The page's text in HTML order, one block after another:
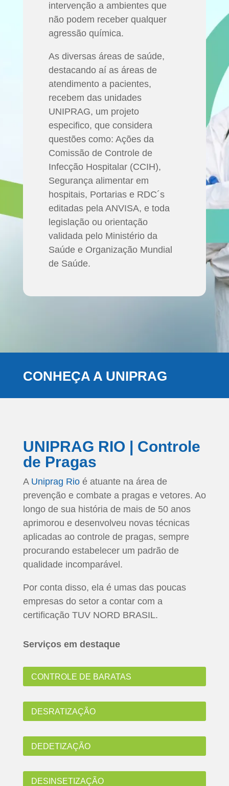
intervenção a ambientes que
não podem receber qualquer
agressão química.
As diversas áreas de saúde,
destacando aí as áreas de
atendimento a pacientes,
recebem das unidades
UNIPRAG, um projeto
especifico, que considera
questões como: Ações da
Comissão de Controle de
Infecção Hospitalar (CCIH),
Segurança alimentar em
hospitais, Portarias e RDC´s
editadas pela ANVISA, e toda
legislação ou orientação
validada pelo Ministério da
Saúde e Organização Mundial
de Saúde.
CONHEÇA A UNIPRAG
UNIPRAG RIO | Controle
de Pragas
A Uniprag Rioé atuante na área de
prevenção e combate a pragas e vetores. Ao
longo de sua história de mais de 50 anos
aprimorou e desenvolveu novas técnicas
aplicadas ao controle de pragas, sempre
procurando estabelecer um padrão de
qualidade incomparável.
Por conta disso, ela é umas das poucas
empresas do setor a contar com a
certificação TUV NORD BRASIL.
Serviços em destaque
CONTROLE DE BARATAS
DESRATIZAÇÃO
DEDETIZAÇÃO
DESINSETIZAÇÃO